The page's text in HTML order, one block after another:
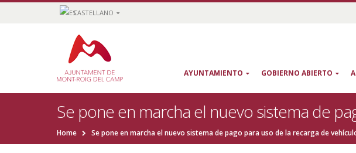
CASTELLANO
AYUNTAMIENTO GOBIERNO ABIERTO
Se pone en marcha el nuevo sistema de
Home Se pone en marcha el nuevo sistema de pago para uso de la recarga de